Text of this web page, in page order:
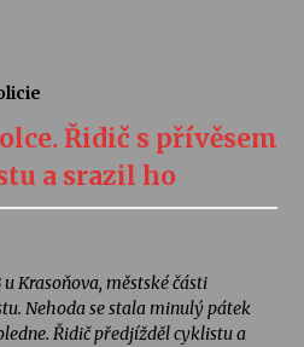
Řidič s přívěsem
a srazil ho
Krasoňova, městské části
Nehoda se stala minulý pátek
Řidič předjížděl cyklistu a